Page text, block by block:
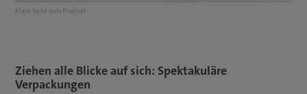
Klare Sicht aufs Produkt
Ziehen alle Blicke auf sich: Spektakuläre
Verpackungen